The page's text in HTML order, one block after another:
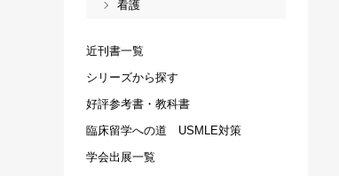
看護
近刊書一覧
シリーズから探す
好評参考書・教科書
臨床留学への道 USMLE対策
学会出展一覧